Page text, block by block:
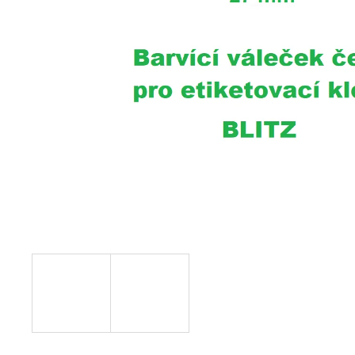
TERMO KOTOUČEK 80/80/12 BPA 80M